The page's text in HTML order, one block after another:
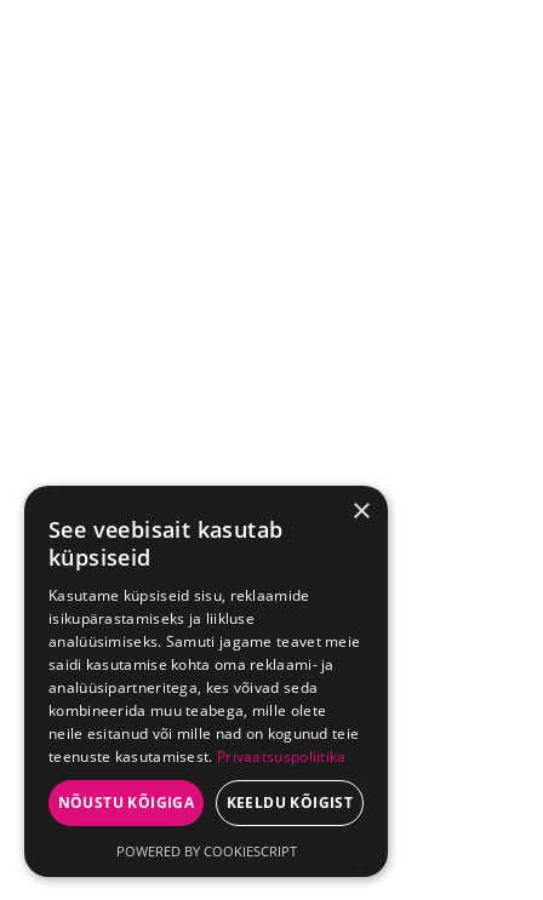
×
See veebisait kasutab
küpsiseid
Kasutame küpsiseid sisu, reklaamide
isikupärastamiseks ja liikluse
analüüsimiseks. Samuti jagame teavet meie
saidi kasutamise kohta oma reklaami- ja
analüüsipartneritega, kes võivad seda
kombineerida muu teabega, mille olete
neile esitanud või mille nad on kogunud teie
teenuste kasutamisest. Privaatsuspoliitika
NÕUSTU KÕIGIGA KEELDU KÕIGIST
POWERED BY COOKIESCRIPT